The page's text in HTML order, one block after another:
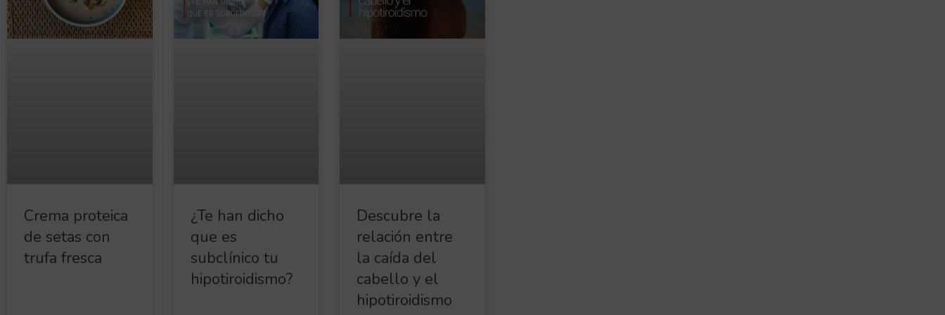
Crema proteica
de setas con
trufa fresca
¿Te han dicho
que es
subclínico tu
hipotiroidismo?
Descubre la
relación entre
la caída del
cabello y el
hipotiroidismo